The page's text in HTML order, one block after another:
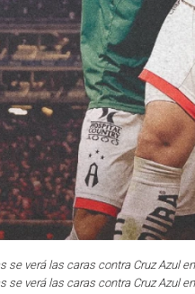
se verá las caras contra Cruz Azul
se verá las caras contra Cruz Azul